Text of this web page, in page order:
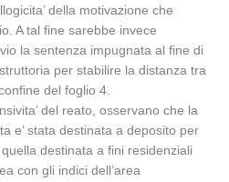
della motivazione che
A tal fine sarebbe invece
la sentenza impugnata al fine di
per stabilire la distanza tra
del foglio 4.
del reato, osservano che la
e’ stata destinata a deposito per
destinata a fini residenziali
con gli indici dell’area